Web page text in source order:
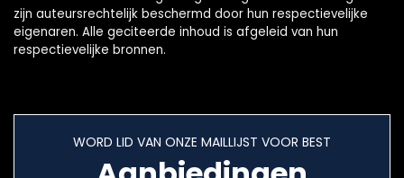
zijn auteursrechtelijk beschermd door hun respectievelijke
eigenaren. Alle geciteerde inhoud is afgeleid van hun
respectievelijke bronnen.
WORD LID VAN ONZE MAILLIJST VOOR BEST